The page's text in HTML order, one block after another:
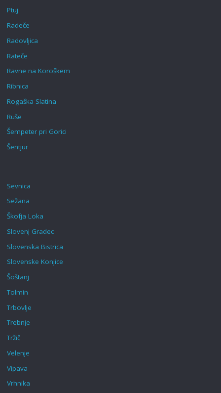
Ptuj
Radeče
Radovljica
Rateče
Ravne na Koroškem‎
Ribnica
Rogaška Slatina‎
Ruše
Šempeter pri Gorici
Šentjur
Sevnica
Sežana
Škofja Loka‎
Slovenj Gradec
Slovenska Bistrica
Slovenske Konjice
Šoštanj
Tolmin
Trbovlje
Trebnje
Tržič
Velenje
Vipava
Vrhnika